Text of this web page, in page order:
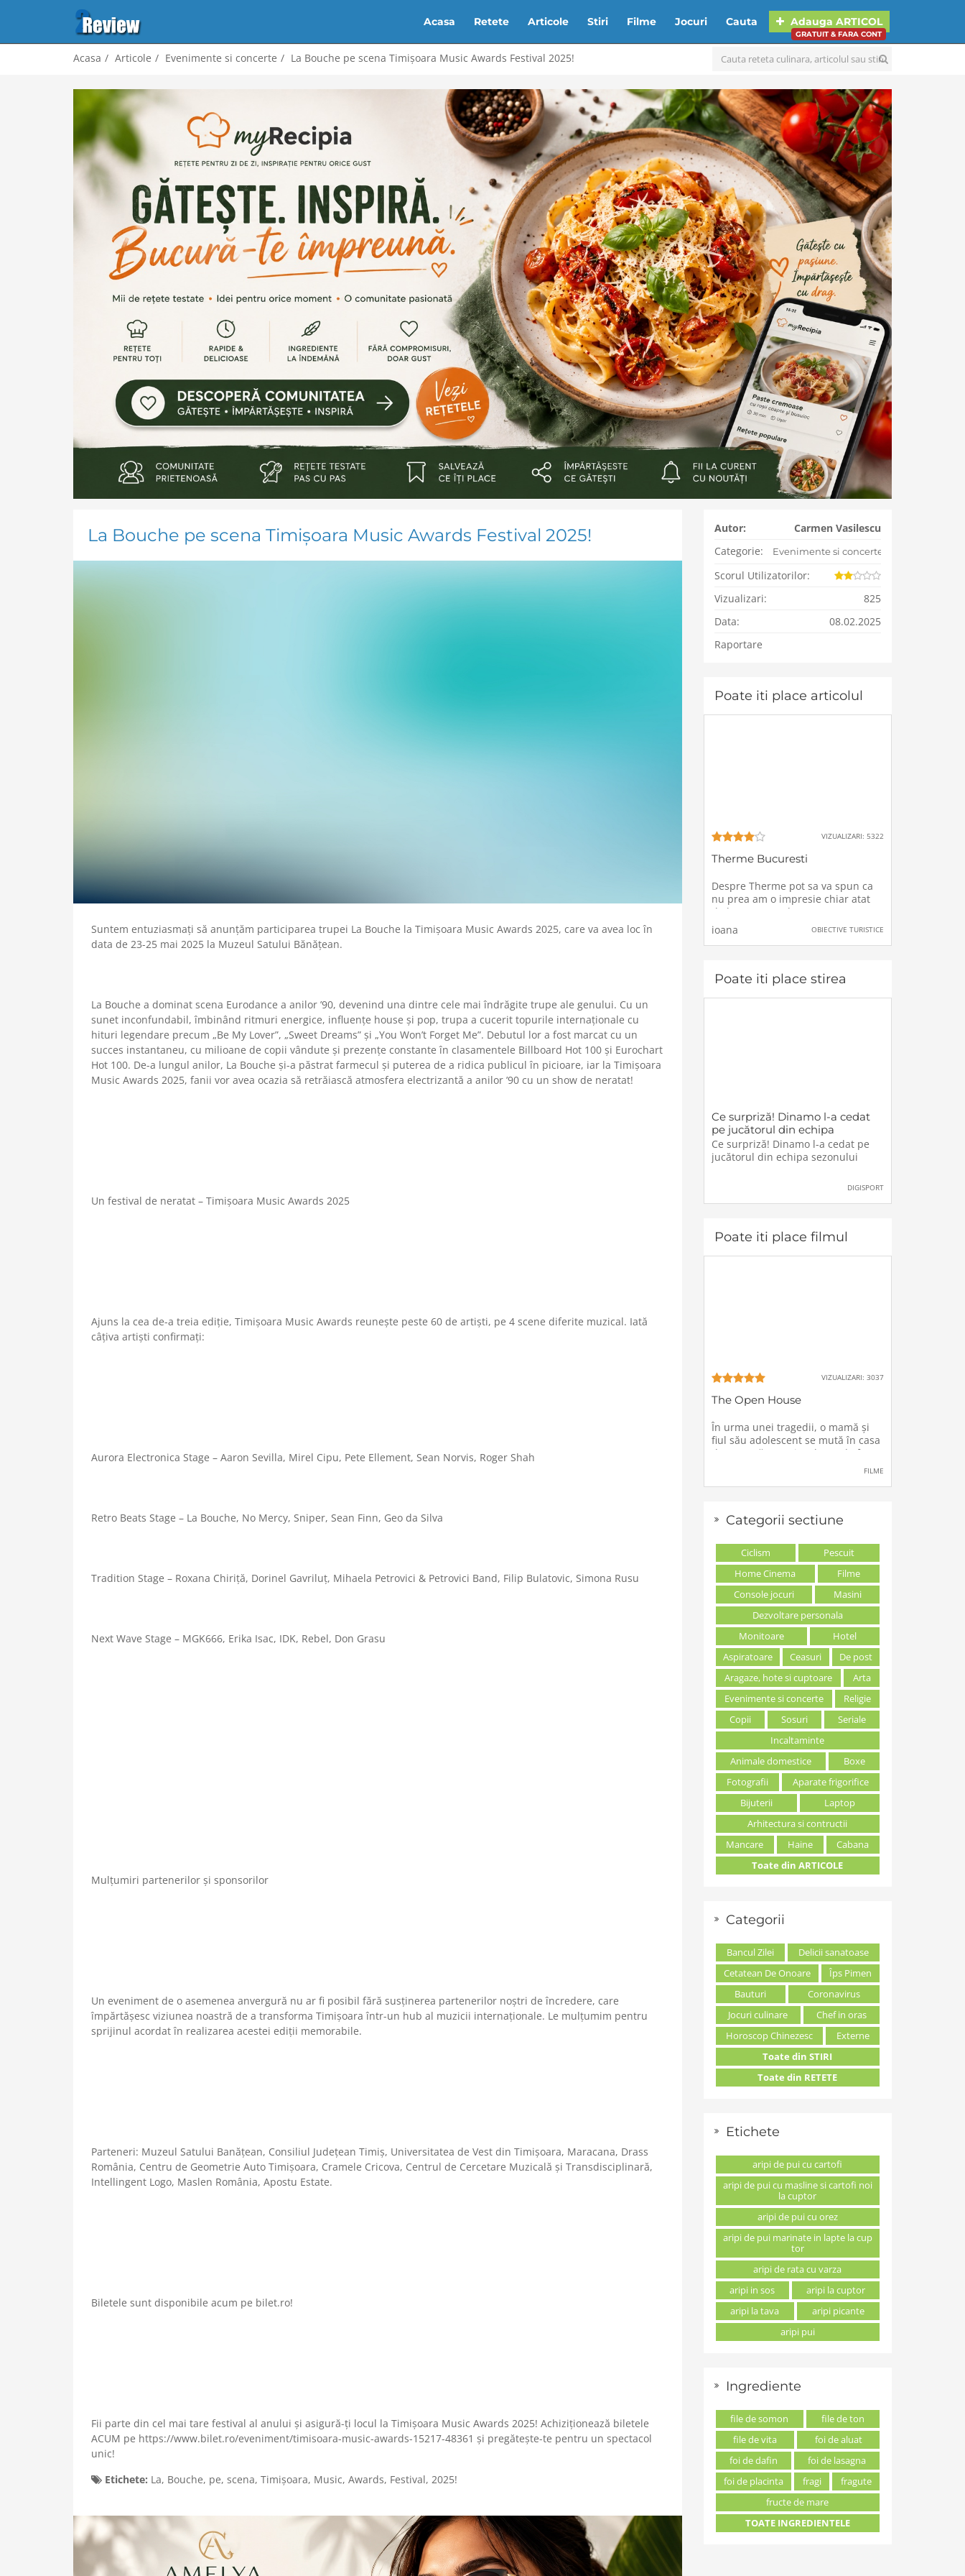
Acasa Retete Articole Stiri Filme Jocuri Cauta Adauga ARTICOL
GRATUIT & FARA CONT
Acasa Articole Evenimente si concerte La Bouche pe scena Timișoara Music Awards Festival 2025!
La Bouche pe scena Timișoara Music Awards Festival 2025!
Suntem entuziasmați să anunțăm participarea trupei La Bouche la Timișoara Music Awards 2025, care va avea loc în
data de 23-25 mai 2025 la Muzeul Satului Bănățean.
La Bouche a dominat scena Eurodance a anilor ’90, devenind una dintre cele mai îndrăgite trupe ale genului. Cu un
sunet inconfundabil, îmbinând ritmuri energice, influențe house și pop, trupa a cucerit topurile internaționale cu
hituri legendare precum „Be My Lover”, „Sweet Dreams” și „You Won’t Forget Me”. Debutul lor a fost marcat cu un
succes instantaneu, cu milioane de copii vândute și prezențe constante în clasamentele Billboard Hot 100 și Eurochart
Hot 100. De-a lungul anilor, La Bouche și-a păstrat farmecul și puterea de a ridica publicul în picioare, iar la Timișoara
Music Awards 2025, fanii vor avea ocazia să retrăiască atmosfera electrizantă a anilor ’90 cu un show de neratat!
Un festival de neratat – Timișoara Music Awards 2025
Ajuns la cea de-a treia ediție, Timișoara Music Awards reunește peste 60 de artiști, pe 4 scene diferite muzical. Iată
câțiva artiști confirmați:
Aurora Electronica Stage – Aaron Sevilla, Mirel Cipu, Pete Ellement, Sean Norvis, Roger Shah
Retro Beats Stage – La Bouche, No Mercy, Sniper, Sean Finn, Geo da Silva
Tradition Stage – Roxana Chiriță, Dorinel Gavriluț, Mihaela Petrovici & Petrovici Band, Filip Bulatovic, Simona Rusu
Next Wave Stage – MGK666, Erika Isac, IDK, Rebel, Don Grasu
Mulțumiri partenerilor și sponsorilor
Un eveniment de o asemenea anvergură nu ar fi posibil fără susținerea partenerilor noștri de încredere, care
împărtășesc viziunea noastră de a transforma Timișoara într-un hub al muzicii internaționale. Le mulțumim pentru
sprijinul acordat în realizarea acestei ediții memorabile.
Parteneri: Muzeul Satului Banățean, Consiliul Județean Timiș, Universitatea de Vest din Timișoara, Maracana, Drass
România, Centru de Geometrie Auto Timișoara, Cramele Cricova, Centrul de Cercetare Muzicală și Transdisciplinară,
Intellingent Logo, Maslen România, Apostu Estate.
Biletele sunt disponibile acum pe bilet.ro!
Fii parte din cel mai tare festival al anului și asigură-ți locul la Timișoara Music Awards 2025! Achiziționează biletele
ACUM pe https://www.bilet.ro/eveniment/timisoara-music-awards-15217-48361 și pregătește-te pentru un spectacol
unic!
Etichete: La, Bouche, pe, scena, Timișoara, Music, Awards, Festival, 2025!
Autor:
Carmen Vasilescu
Categorie:
Evenimente si concerte
Scorul Utilizatorilor:
Vizualizari:
825
Data:
08.02.2025
Raportare
Poate iti place articolul
VIZUALIZARI: 5322
Therme Bucuresti
Despre Therme pot sa va spun ca
nu prea am o impresie chiar atat
de buna. Intr-adevar este ceva
elegant si frumos amenajat dar are
si foarte multe minusuri.Pe timp de
vara mi se pare imposibil de stat,
ai unde sa
ioana OBIECTIVE TURISTICE
Poate iti place stirea
Ce surpriză! Dinamo l-a cedat
pe jucătorul din echipa
sezonului
Ce surpriză! Dinamo l-a cedat pe
jucătorul din echipa sezonului
DIGISPORT
Poate iti place filmul
VIZUALIZARI: 3037
The Open House
În urma unei tragedii, o mamă şi
fiul său adolescent se mută în casa
de vacanţă a unei rude, unde forţe
FILME
Categorii sectiune
Ciclism
Pescuit
Home Cinema
Filme
Console jocuri
Masini
Dezvoltare personala
Monitoare
Hotel
Aspiratoare
Ceasuri
De post
Aragaze, hote si cuptoare
Arta
Evenimente si concerte
Religie
Copii
Sosuri
Seriale
Incaltaminte
Animale domestice
Boxe
Fotografii
Aparate frigorifice
Bijuterii
Laptop
Arhitectura si contructii
Mancare
Haine
Cabana
Toate din ARTICOLE
Categorii
Bancul Zilei
Delicii sanatoase
Cetatean De Onoare
Îps Pimen
Bauturi
Coronavirus
Jocuri culinare
Chef in oras
Horoscop Chinezesc
Externe
Toate din STIRI
Toate din RETETE
Etichete
aripi de pui cu cartofi
aripi de pui cu masline si cartofi noi
la cuptor
aripi de pui cu orez
aripi de pui marinate in lapte la cup
tor
aripi de rata cu varza
aripi in sos
aripi la cuptor
aripi la tava
aripi picante
aripi pui
Ingrediente
file de somon
file de ton
file de vita
foi de aluat
foi de dafin
foi de lasagna
foi de placinta
fragi
fragute
fructe de mare
TOATE INGREDIENTELE